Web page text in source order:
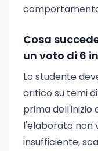
Cosa
un voto di 6
Lo studente
critico su temi
prima dell'inizio
l'elaborato non
insufficiente,